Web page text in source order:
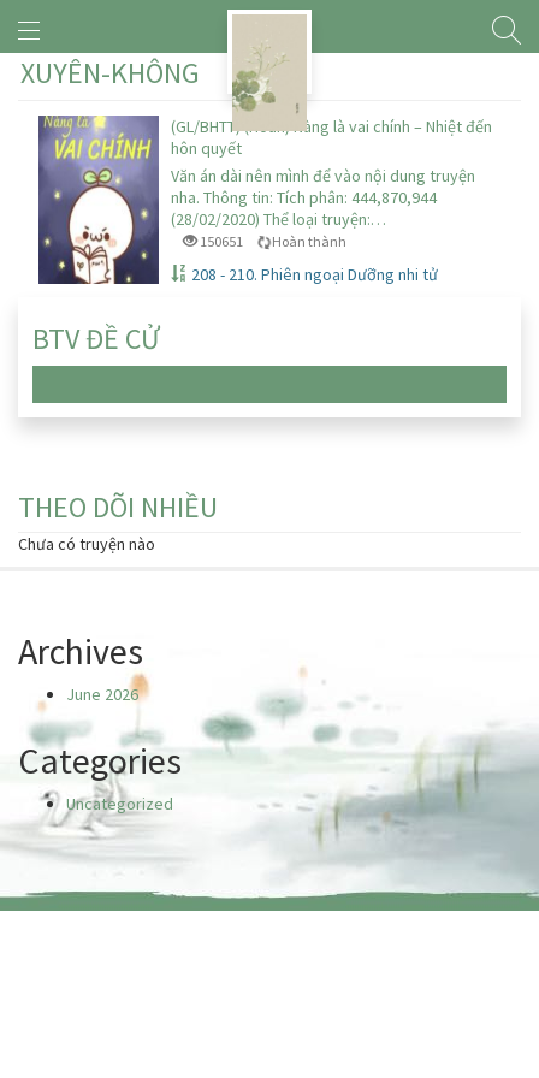
XUYÊN-KHÔNG
(GL/BHTT) (Hoàn) Nàng là vai chính – Nhiệt đến
hôn quyết
Văn án dài nên mình để vào nội dung truyện
nha. Thông tin: Tích phân: 444,870,944
(28/02/2020) Thể loại truyện:…
150651 Hoàn thành
208 - 210. Phiên ngoại Dưỡng nhi tử
BTV ĐỀ CỬ
THEO DÕI NHIỀU
Chưa có truyện nào
Archives
June 2026
Categories
Uncategorized